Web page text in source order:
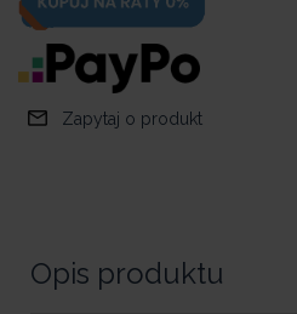
Zapytaj o produkt
Opis produktu